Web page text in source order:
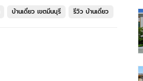
บ้านเดี่ยว เขตมีนบุรี รีวิว บ้านเดี่ยว